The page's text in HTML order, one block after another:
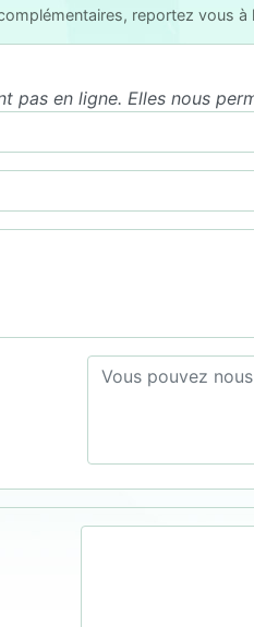
reportez vous
pas en ligne. Elles nous